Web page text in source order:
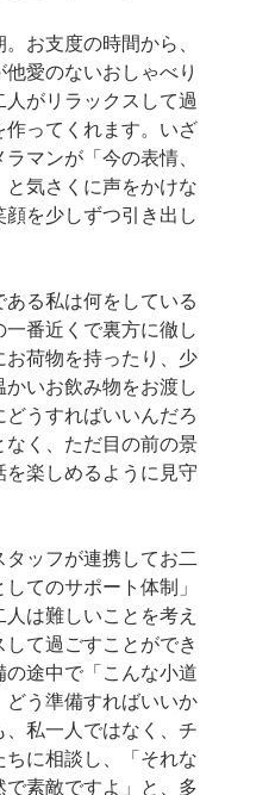
お支度の時間から、
愛のないおしゃべり
がリラックスして過
ってくれます。いざ
マンが「今の表情、
気さくに声をかけな
を少しずつ引き出し
る私は何をしている
番近くで裏方に徹し
荷物を持ったり、少
いお飲み物をお渡し
うすればいいんだろ
なく、ただ目の前の景
楽しめるように見守
ッフが連携してお二
てのサポート体制」
は難しいことを考え
て過ごすことができ
途中で「こんな小道
う準備すればいいか
私一人ではなく、チ
に相談し、「それな
素敵ですよ」と、多